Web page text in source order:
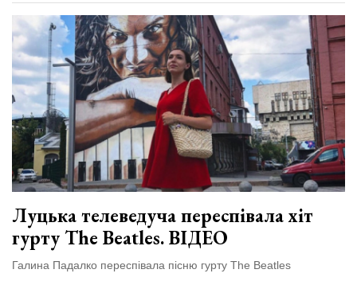
Луцька телеведуча переспівала хіт
гурту The Beatles. ВІДЕО
Галина Падалко переспівала пісню гурту The Beatles